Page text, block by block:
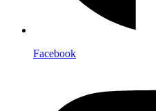
Facebook